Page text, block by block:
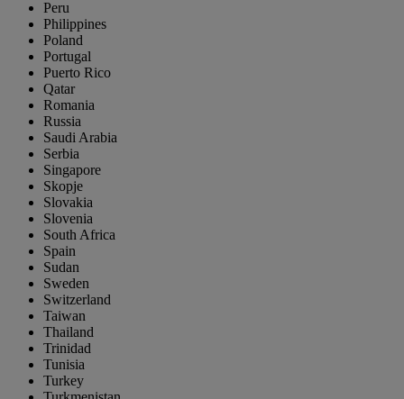
Peru
Philippines
Poland
Portugal
Puerto Rico
Qatar
Romania
Russia
Saudi Arabia
Serbia
Singapore
Skopje
Slovakia
Slovenia
South Africa
Spain
Sudan
Sweden
Switzerland
Taiwan
Thailand
Trinidad
Tunisia
Turkey